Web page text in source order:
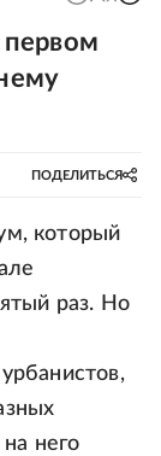
ПОДЕЛИТЬСЯ
который
раз. Но
него